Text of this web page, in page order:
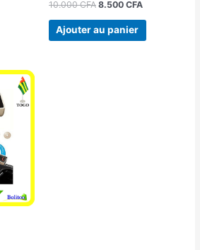
10.000CFA 8.500 CFA
Ajouter au panier